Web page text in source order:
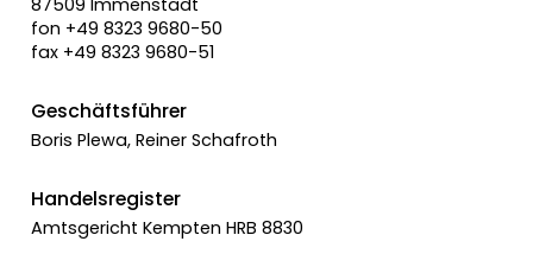
87509 Immenstadt
fon +49 8323 9680-50
fax +49 8323 9680-51
Geschäftsführer
Boris Plewa, Reiner Schafroth
Handelsregister
Amtsgericht Kempten HRB 8830